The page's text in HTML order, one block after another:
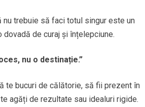
nu trebuie să faci totul singur este un
de curaj și înțelepciune.
nu o destinație.”
te bucuri de călătorie, să fii prezent în
agăți de rezultate sau idealuri rigide.